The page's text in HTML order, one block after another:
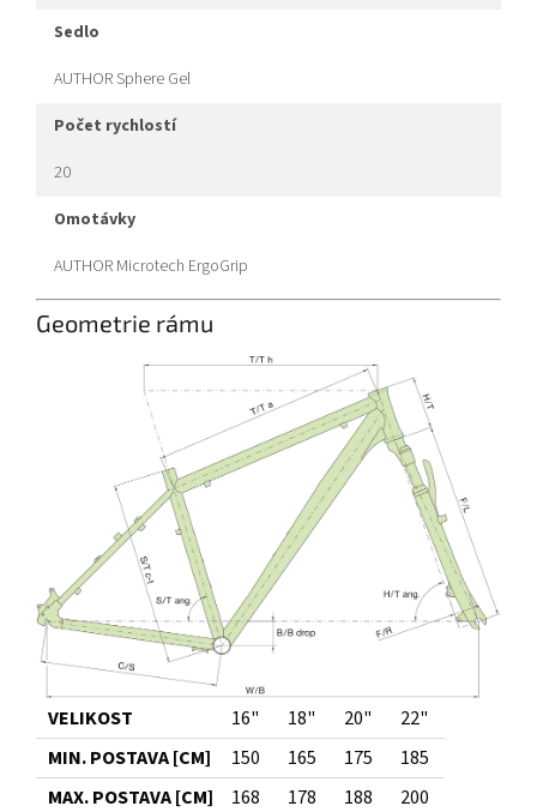
sedlo
AUTHOR Sphere Gel
počet rychlostí
20
omotávky
AUTHOR Microtech ErgoGrip
Geometrie rámu
VELIKOST 16" 18" 20"
22"
MIN. POSTAVA [CM]
150 165 175
185
MAX. POSTAVA [CM]
168 178 188
200